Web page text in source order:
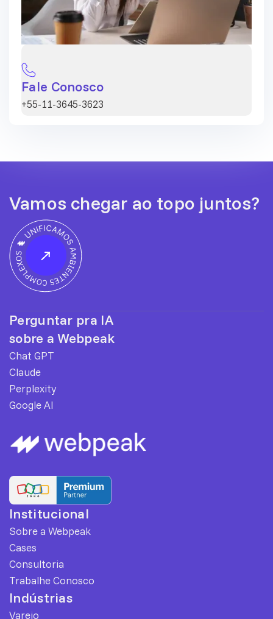
Fale Conosco
+55-11-3645-3623
Vamos chegar ao topo juntos?
Perguntar pra IA
sobre a Webpeak
Chat GPT
Claude
Perplexity
Google AI
Institucional
Sobre a Webpeak
Cases
Consultoria
Trabalhe Conosco
Indústrias
Varejo